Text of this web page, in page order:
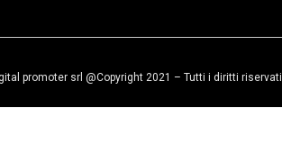
promoter srl @Copyright 2021 – Tutti i diritti riservati